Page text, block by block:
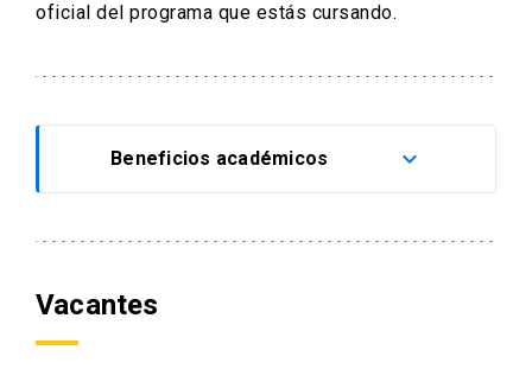
oficial del programa que estás cursando.
Beneficios académicos keyboard_arrow_down
independiente de su vía de ingreso
Vacantes